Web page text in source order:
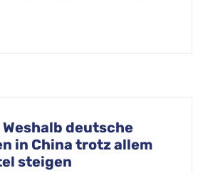
deutsche
in China trotz allem
steigen